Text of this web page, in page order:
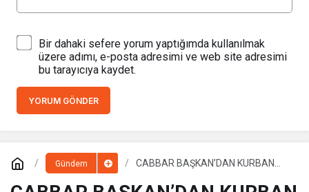
Bir dahaki sefere yorum yaptığımda kullanılmak
üzere adımı, e-posta adresimi ve web site adresimi
bu tarayıcıya kaydet.
YORUM GÖNDER
Gündem
CABBAR BAŞKAN’DAN KURBAN